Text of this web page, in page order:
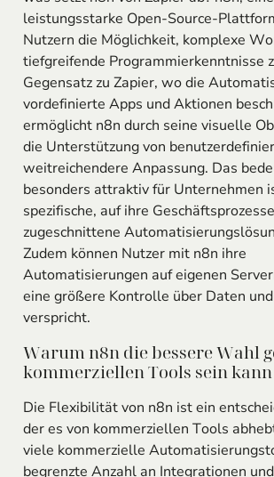
leistungsstarke Open-Source-
Nutzern die Möglichkeit, komplexe
tiefgreifende Programmierkenntnisse
Gegensatz zu Zapier, wo die
vordefinierte Apps und Aktionen
ermöglicht n8n durch seine visuelle
die Unterstützung von
weitreichendere Anpassung. Das
besonders attraktiv für Unternehmen
spezifische, auf ihre Geschäftsprozesse
zugeschnittene
Zudem können Nutzer mit n8n ihre
Automatisierungen auf eigenen
eine größere Kontrolle über Daten
verspricht.
Warum n8n die bessere Wahl
kommerziellen Tools sein kann
Die Flexibilität von n8n ist ein
der es von kommerziellen Tools
viele kommerzielle
begrenzte Anzahl an Integrationen